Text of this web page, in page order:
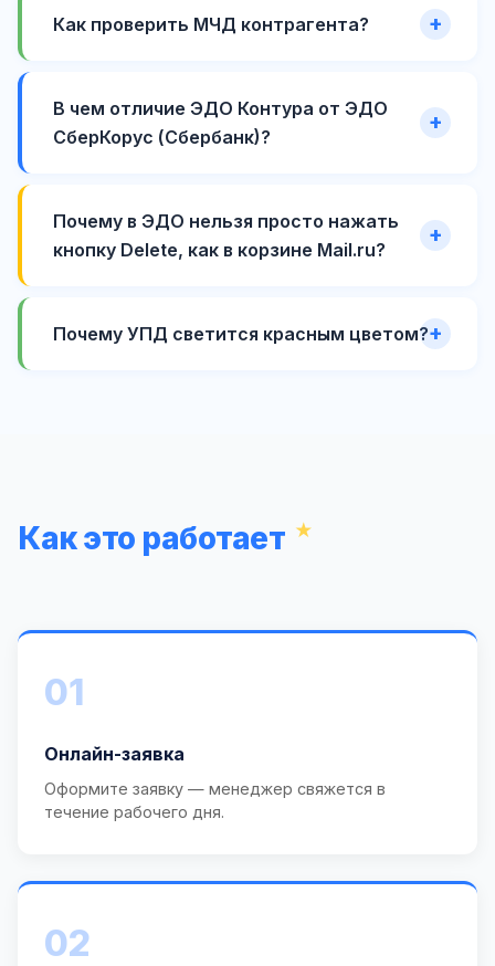
Как проверить МЧД контрагента?
В чем отличие ЭДО Контура от ЭДО
СберКорус (Сбербанк)?
Почему в ЭДО нельзя просто нажать
кнопку Delete, как в корзине Mail.ru?
Почему УПД светится красным цветом?
Как это работает
01
Онлайн-заявка
Оформите заявку — менеджер свяжется в
течение рабочего дня.
02